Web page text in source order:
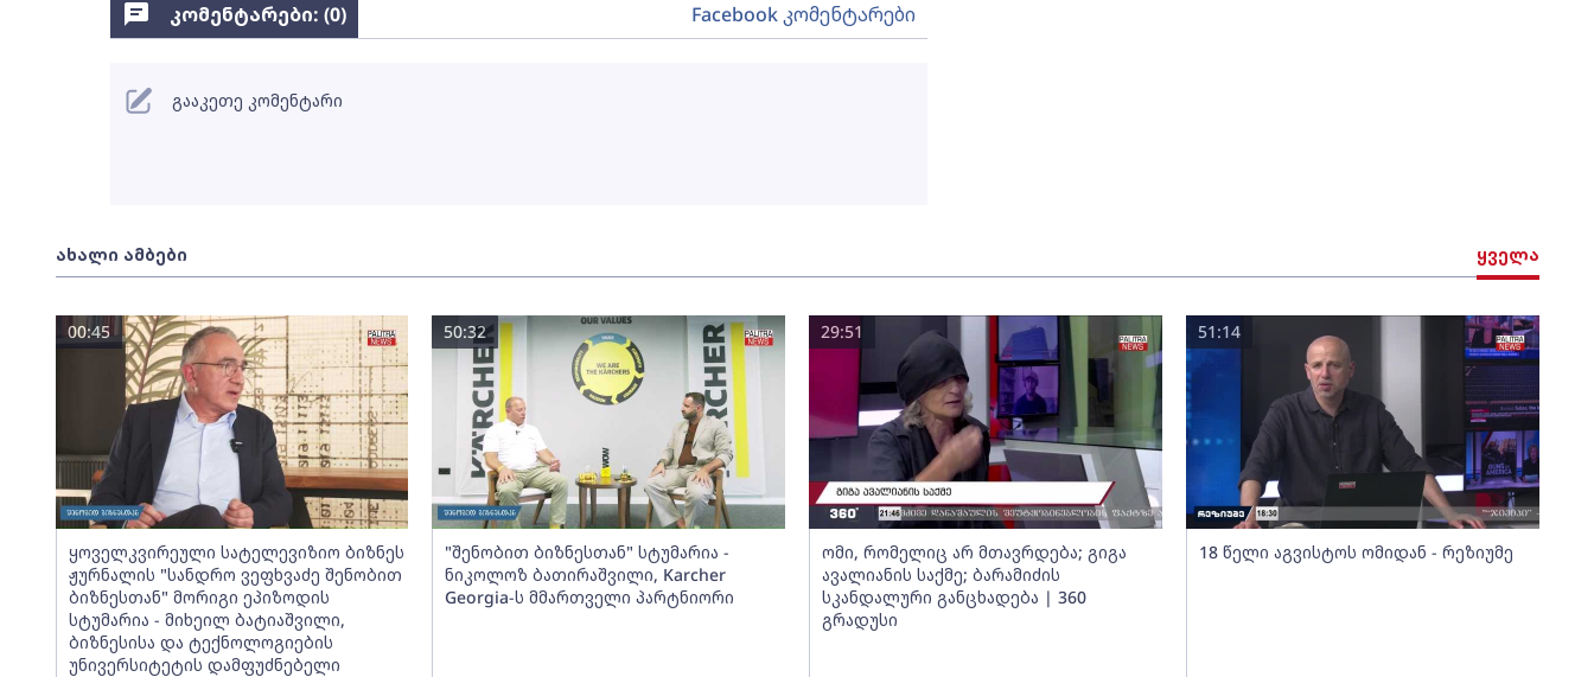
ახალი ამბები ყველა
ყოველკვირეული სატელევიზიო ბიზნეს
ჟურნალის "სანდრო ვეფხვაძე შენობით
ბიზნესთან" მორიგი ეპიზოდის
სტუმარია - მიხეილ ბატიაშვილი,
ბიზნესისა და ტექნოლოგიების
უნივერსიტეტის დამფუძნებელი
00:45
"შენობით ბიზნესთან" სტუმარია -
ნიკოლოზ ბათირაშვილი, Karcher
Georgia-ს მმართველი პარტნიორი
50:32
ომი, რომელიც არ მთავრდება; გიგა
ავალიანის საქმე; ბარამიძის
სკანდალური განცხადება | 360
გრადუსი
29:51
18 წელი აგვისტოს ომიდან - რეზიუმე
51:14
კომენტარები: (0) Facebook კომენტარები
გააკეთე კომენტარი